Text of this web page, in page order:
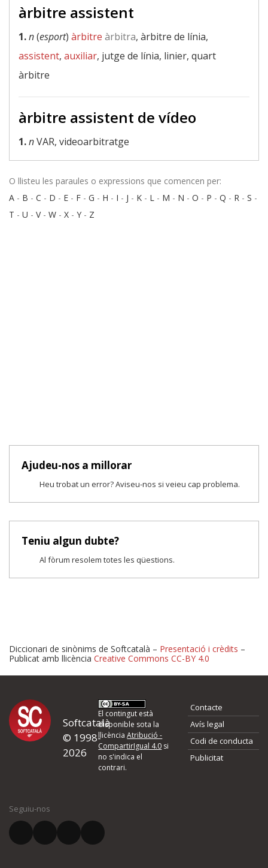
àrbitre assistent
1.n(esport) àrbitre àrbitra, àrbitre de línia,
assistent, auxiliar, jutge de línia, linier, quart
àrbitre
àrbitre assistent de vídeo
1.nVAR, videoarbitratge
O llisteu les paraules o expressions que comencen per:
A - B - C - D - E - F - G - H - I - J - K - L - M - N - O - P - Q - R - S -
T - U - V- W - X - Y - Z
Ajudeu-nos a millorar
Heu trobat un error? Aviseu-nos si veieu cap problema.
Teniu algun dubte?
Al fòrum resolem totes les qüestions.
Proposeu-nos millores o
d'errors
Si heu trobat un error o voleu proposar alguna millora, ompliu els
quina és la millora que proposeu o l'error del qual voleu informar-
El vostre correu electrònic *
Diccionari de sinònims de Softcatalà – Presentació i crèdits –
Publicat amb llicència Creative Commons CC-BY 4.0
Softcatalà
© 1998-
2026
El contingut està
disponible sota la
llicènciaAtribució -
CompartirIgual 4.0 si
no s'indica el
contrari.
Contacte
Avís legal
Codi de conducta
Publicitat
Seguiu-nos